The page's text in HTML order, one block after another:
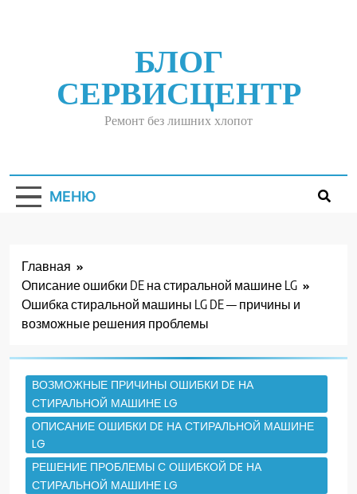
БЛОГ
СЕРВИСЦЕНТР
Ремонт без лишних хлопот
МЕНЮ
Главная
Описание ошибки DE на стиральной машине LG
Ошибка стиральной машины LG DE — причины и
возможные решения проблемы
ВОЗМОЖНЫЕ ПРИЧИНЫ ОШИБКИ DE НА
СТИРАЛЬНОЙ МАШИНЕ LG
ОПИСАНИЕ ОШИБКИ DE НА СТИРАЛЬНОЙ МАШИНЕ
LG
РЕШЕНИЕ ПРОБЛЕМЫ С ОШИБКОЙ DE НА
СТИРАЛЬНОЙ МАШИНЕ LG